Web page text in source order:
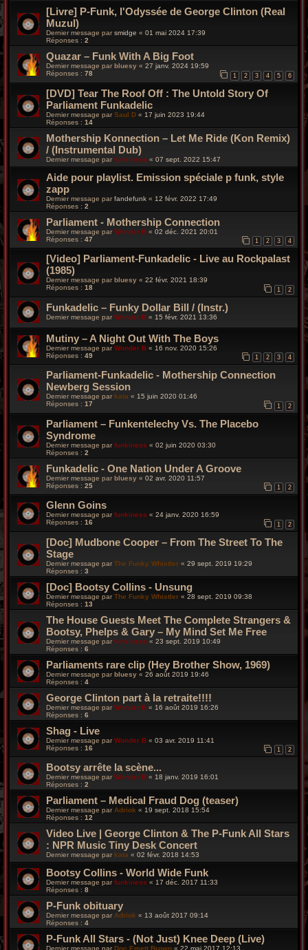
[Livre] P-Funk, l'Odyssée de George Clinton (Real
Muzul)
Dernier message par smidge « 01 mai 2024 17:39
Réponses : 2
Quazar – Funk With A Big Foot
Dernier message par bluesy « 27 janv. 2024 19:59
Réponses : 78 1 2 3 4 5 6
[DVD] Tear The Roof Off : The Untold Story Of
Parliament Funkadelic
Dernier message par Saul D « 17 juin 2023 19:44
Réponses : 14
Mothership Konnection – Let Me Ride (Kon Remix)
/ (Instrumental Dub)
Dernier message par funkiness « 07 sept. 2022 15:47
Aide pour playlist. Emission spéciale p funk, style
zapp
Dernier message par fandefunk « 12 févr. 2022 17:49
Réponses : 2
Parliament - Mothership Connection
Dernier message par Wonder B « 02 déc. 2021 20:01
Réponses : 47 1 2 3 4
[Video] Parliament-Funkadelic - Live au Rockpalast
(1985)
Dernier message par bluesy « 22 févr. 2021 18:39
Réponses : 18 1 2
Funkadelic – Funky Dollar Bill / (Instr.)
Dernier message par Wonder B « 15 févr. 2021 13:36
Mutiny – A Night Out With The Boys
Dernier message parWonder B « 16 nov. 2020 15:26
Réponses : 49 1 2 3 4
Parliament-Funkadelic - Mothership Connection
Newberg Session
Dernier message par kata « 15 juin 2020 01:46
Réponses : 17 1 2
Parliament – Funkentelechy Vs. The Placebo
Syndrome
Dernier message par funkiness « 02 juin 2020 03:30
Réponses : 2
Funkadelic - One Nation Under A Groove
Dernier message par bluesy « 02 avr. 2020 11:57
Réponses : 25 1 2
Glenn Goins
Dernier message parfunkiness « 24 janv. 2020 16:59
Réponses : 16 1 2
[Doc] Mudbone Cooper – From The Street To The
Stage
Dernier message par The Funky Whistler « 29 sept. 2019 19:29
Réponses : 3
[Doc] Bootsy Collins - Unsung
Dernier message parThe Funky Whistler « 28 sept. 2019 09:38
Réponses : 13
The House Guests Meet The Complete Strangers &
Bootsy, Phelps & Gary ‎– My Mind Set Me Free
Dernier message par funkiness « 23 sept. 2019 10:49
Réponses : 6
Parliaments rare clip (Hey Brother Show, 1969)
Dernier message parbluesy « 26 août 2019 19:46
Réponses : 4
George Clinton part à la retraite!!!!
Dernier message par Wonder B « 16 août 2019 16:26
Réponses : 6
Shag - Live
Dernier message parWonder B « 03 avr. 2019 11:41
Réponses : 16 1 2
Bootsy arrête la scène...
Dernier message par Wonder B « 18 janv. 2019 16:01
Réponses : 2
Parliament – Medical Fraud Dog (teaser)
Dernier message parAdriok « 19 sept. 2018 15:54
Réponses : 12
Video Live | George Clinton & The P-Funk All Stars
: NPR Music Tiny Desk Concert
Dernier message par kata « 02 févr. 2018 14:53
Bootsy Collins - World Wide Funk
Dernier message parfunkiness « 17 déc. 2017 11:33
Réponses : 8
P-Funk obituary
Dernier message par Adriok « 13 août 2017 09:14
Réponses : 4
P-Funk All Stars - (Not Just) Knee Deep (Live)
Dernier message parDoc Emett Brown « 22 mai 2017 12:13